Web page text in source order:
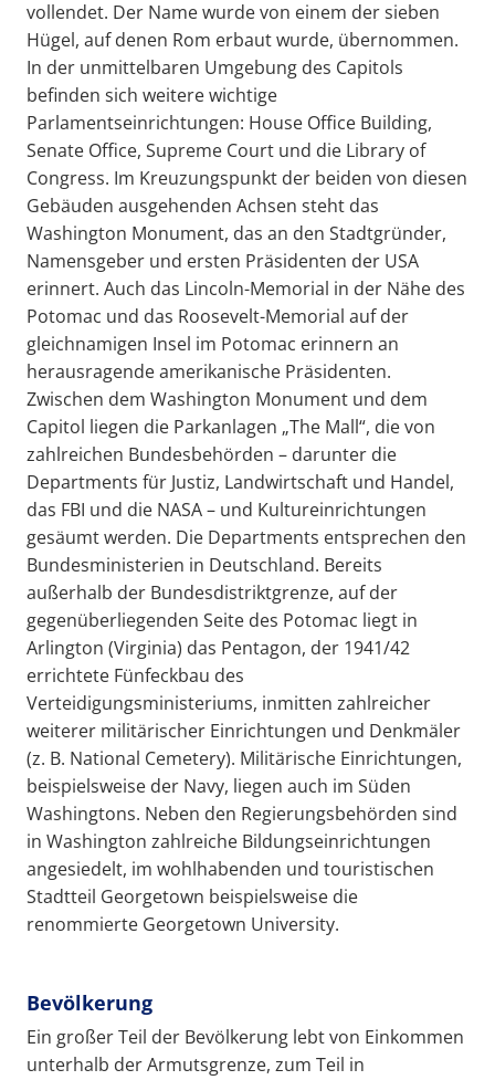
vollendet. Der Name wurde von einem der sieben
Hügel, auf denen Rom erbaut wurde, übernommen.
In der unmittelbaren Umgebung des Capitols
befinden sich weitere wichtige
Parlamentseinrichtungen: House Office Building,
Senate Office, Supreme Court und die Library of
Congress. Im Kreuzungspunkt der beiden von diesen
Gebäuden ausgehenden Achsen steht das
Washington Monument, das an den Stadtgründer,
Namensgeber und ersten Präsidenten der USA
erinnert. Auch das Lincoln-Memorial in der Nähe des
Potomac und das Roosevelt-Memorial auf der
gleichnamigen Insel im Potomac erinnern an
herausragende amerikanische Präsidenten.
Zwischen dem Washington Monument und dem
Capitol liegen die Parkanlagen „The Mall“, die von
zahlreichen Bundesbehörden – darunter die
Departments für Justiz, Landwirtschaft und Handel,
das FBI und die NASA – und Kultureinrichtungen
gesäumt werden. Die Departments entsprechen den
Bundesministerien in Deutschland. Bereits
außerhalb der Bundesdistriktgrenze, auf der
gegenüberliegenden Seite des Potomac liegt in
Arlington (Virginia) das Pentagon, der 1941/42
errichtete Fünfeckbau des
Verteidigungsministeriums, inmitten zahlreicher
weiterer militärischer Einrichtungen und Denkmäler
(z. B. National Cemetery). Militärische Einrichtungen,
beispielsweise der Navy, liegen auch im Süden
Washingtons. Neben den Regierungsbehörden sind
in Washington zahlreiche Bildungseinrichtungen
angesiedelt, im wohlhabenden und touristischen
Stadtteil Georgetown beispielsweise die
renommierte Georgetown University.
Bevölkerung
Ein großer Teil der Bevölkerung lebt von Einkommen
unterhalb der Armutsgrenze, zum Teil in